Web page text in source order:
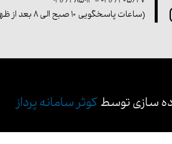
(ساعات پاسخگویی ۱۰ صبح الی ۸ بعد از ظهر)
سازی توسط کوثر سامانه پرداز